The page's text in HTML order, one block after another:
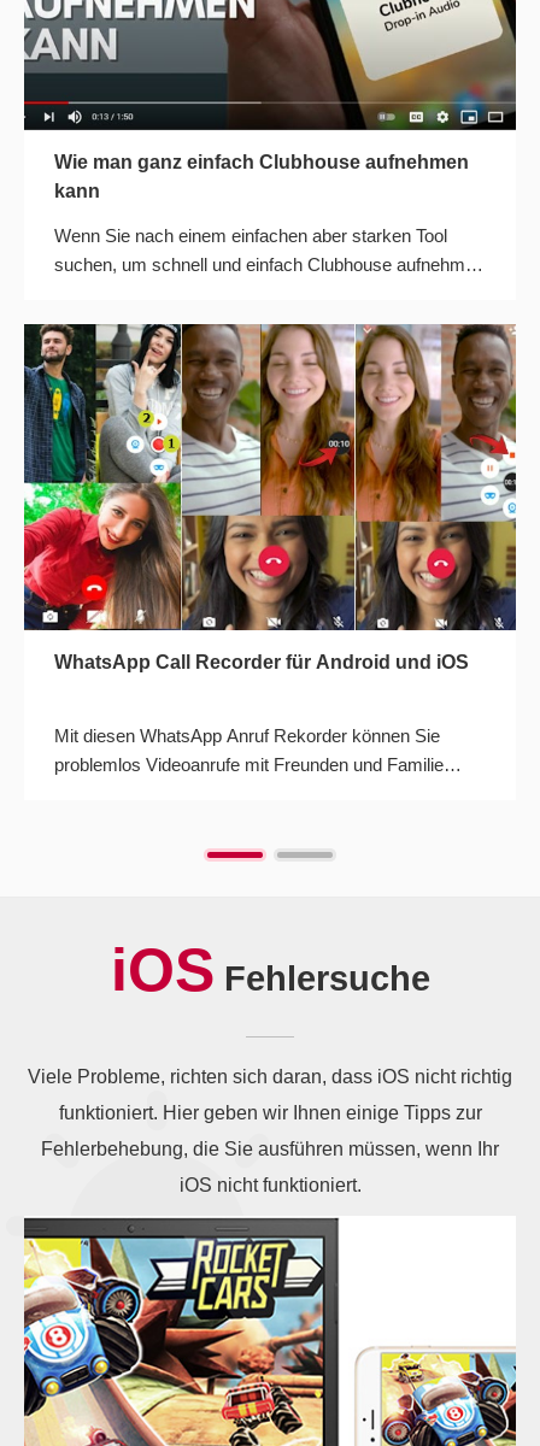
Wie man ganz einfach Clubhouse aufnehmen
kann
Wenn Sie nach einem einfachen aber starken Tool
suchen, um schnell und einfach Clubhouse aufnehmen
WhatsApp Call Recorder für Android und iOS
Mit diesen WhatsApp Anruf Rekorder können Sie
problemlos Videoanrufe mit Freunden und Familie
iOS Fehlersuche
Viele Probleme, richten sich daran, dass iOS nicht richtig
funktioniert. Hier geben wir Ihnen einige Tipps zur
Fehlerbehebung, die Sie ausführen müssen, wenn Ihr
iOS nicht funktioniert.